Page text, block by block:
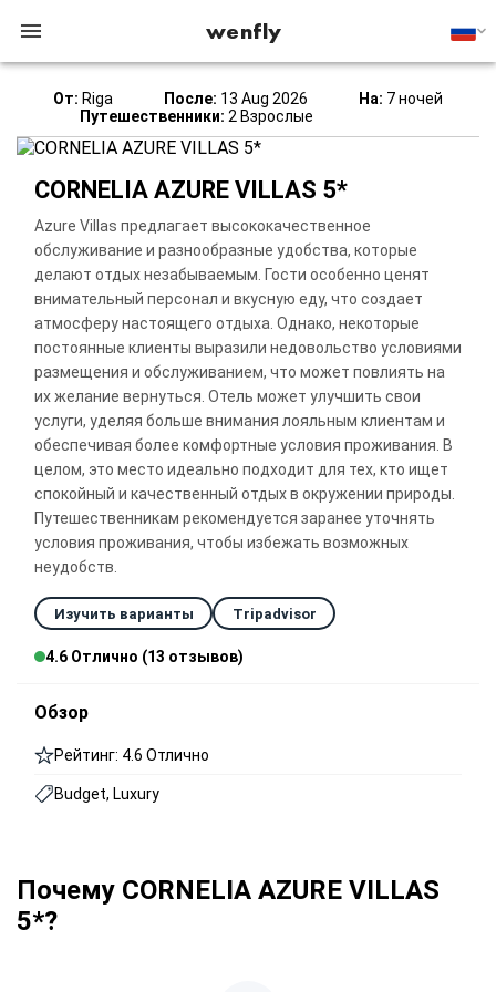
wenfly
От: Riga После: 13 Aug 2026 На: 7 ночей
Путешественники: 2 Взрослые
CORNELIA AZURE VILLAS 5*
Azure Villas предлагает высококачественное
обслуживание и разнообразные удобства, которые
делают отдых незабываемым. Гости особенно ценят
внимательный персонал и вкусную еду, что создает
атмосферу настоящего отдыха. Однако, некоторые
постоянные клиенты выразили недовольство условиями
размещения и обслуживанием, что может повлиять на
их желание вернуться. Отель может улучшить свои
услуги, уделяя больше внимания лояльным клиентам и
обеспечивая более комфортные условия проживания. В
целом, это место идеально подходит для тех, кто ищет
спокойный и качественный отдых в окружении природы.
Путешественникам рекомендуется заранее уточнять
условия проживания, чтобы избежать возможных
неудобств.
Изучить варианты Tripadvisor
4.6 Отлично (13 отзывов)
Обзор
Рейтинг: 4.6 Отлично
Budget, Luxury
Почему CORNELIA AZURE VILLAS
5*?